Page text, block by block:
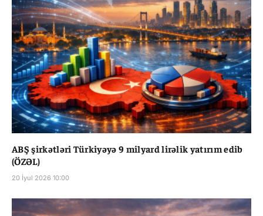
ABŞ şirkətləri Türkiyəyə 9 milyard lirəlik yatırım edib
(ÖZƏL)
20 İyul 2026 10:00